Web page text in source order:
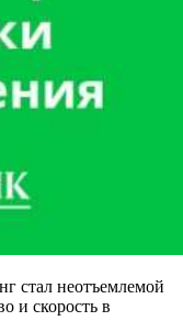
стал неотъемлемой
и скорость в